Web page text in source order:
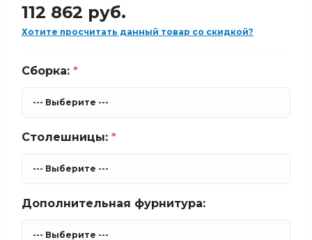
112 862 руб.
Хотите просчитать данный товар со скидкой?
Сборка: *
Столешницы: *
Дополнительная фурнитура: